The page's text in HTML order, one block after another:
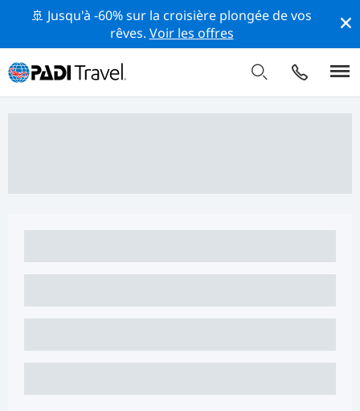
🚢 Jusqu'à -60% sur la croisière plongée de vos
rêves. Voir les offres